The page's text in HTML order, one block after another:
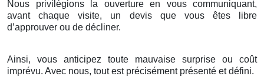
Nous privilégions la ouverture en vous communiquant,
avant chaque visite, un devis que vous êtes libre
d’approuver ou de décliner.
Ainsi, vous anticipez toute mauvaise surprise ou coût
imprévu. Avec nous, tout est précisément présenté et défini.